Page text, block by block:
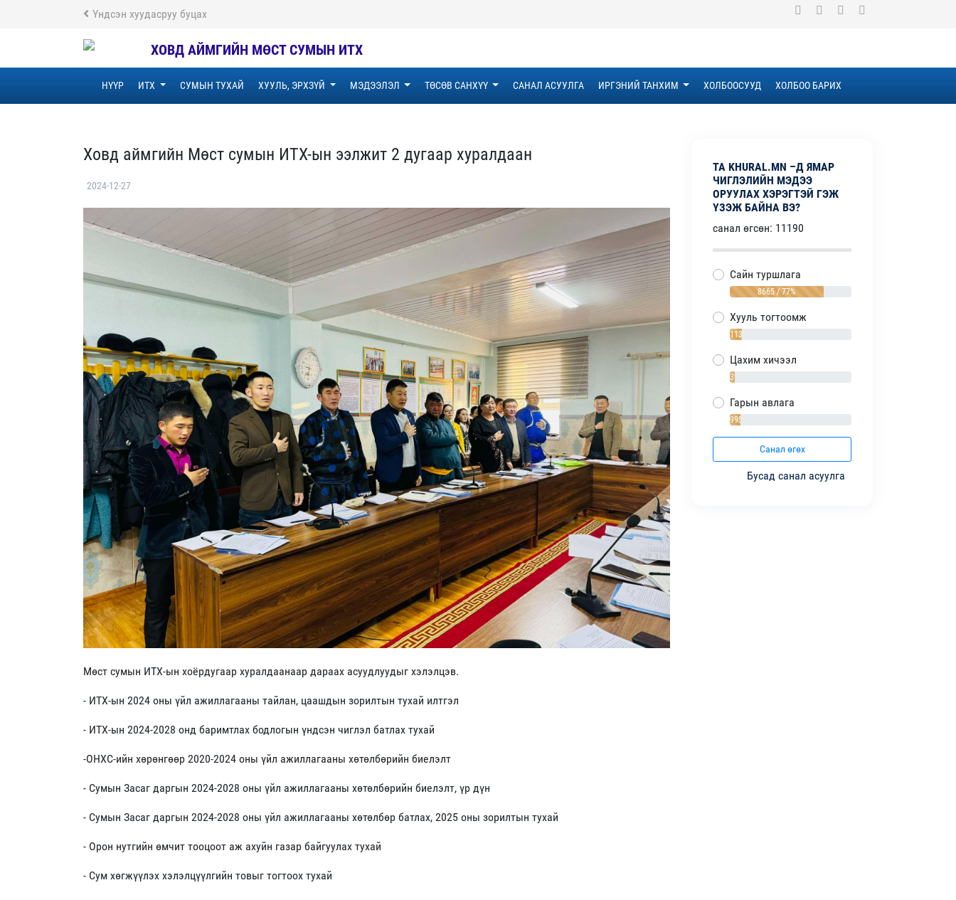
Үндсэн хуудасруу буцах
ХОВД АЙМГИЙН МӨСТ СУМЫН ИТХ
НҮҮР ИТХ СУМЫН ТУХАЙ ХУУЛЬ, ЭРХЗҮЙ МЭДЭЭЛЭЛ ТӨСӨВ САНХҮҮ САНАЛ АСУУЛГА ИРГЭНИЙ ТАНХИМ ХОЛБООСУУД ХОЛБОО БАРИХ
Ховд аймгийн Мөст сумын ИТХ-ын ээлжит 2 дугаар хуралдаан
2024-12-27
Мөст сумын ИТХ-ын хоёрдугаар хуралдаанаар дараах асуудлуудыг хэлэлцэв.
- ИТХ-ын 2024 оны үйл ажиллагааны тайлан, цаашдын зорилтын тухай илтгэл
- ИТХ-ын 2024-2028 онд баримтлах бодлогын үндсэн чиглэл батлах тухай
-ОНХС-ийн хөрөнгөөр 2020-2024 оны үйл ажиллагааны хөтөлбөрийн биелэлт
- Сумын Засаг даргын 2024-2028 оны үйл ажиллагааны хөтөлбөрийн биелэлт, үр дүн
- Сумын Засаг даргын 2024-2028 оны үйл ажиллагааны хөтөлбөр батлах, 2025 оны зорилтын тухай
- Орон нутгийн өмчит тооцоот аж ахуйн газар байгуулах тухай
- Сум хөгжүүлэх хэлэлцүүлгийн товыг тогтоох тухай
ТА KHURAL.MN –Д ЯМАР
ЧИГЛЭЛИЙН МЭДЭЭ
ОРУУЛАХ ХЭРЭГТЭЙ ГЭЖ
ҮЗЭЖ БАЙНА ВЭ?
санал өгсөн: 11190
Сайн туршлага
8665 / 77%
Хууль тогтоомж
1138 / 10%
Цахим хичээл
392 / 4%
Гарын авлага
995 / 9%
Санал өгөх
Бусад санал асуулга